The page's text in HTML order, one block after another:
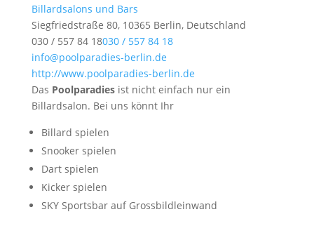
Billardsalons und Bars
Siegfriedstraße 80, 10365 Berlin, Deutschland
030 / 557 84 18030 / 557 84 18
info@poolparadies-berlin.de
http://www.poolparadies-berlin.de
Das Poolparadiesist nicht einfach nur ein
Billardsalon. Bei uns könnt Ihr
Billard spielen
Snooker spielen
Dart spielen
Kicker spielen
SKY Sportsbar auf Grossbildleinwand